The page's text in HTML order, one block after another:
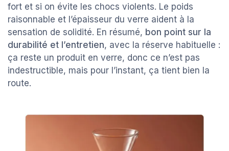
fort et si on évite les chocs violents. Le poids
raisonnable et l’épaisseur du verre aident à la
sensation de solidité. En résumé, bon point sur la
durabilité et l’entretien, avec la réserve habituelle :
ça reste un produit en verre, donc ce n’est pas
indestructible, mais pour l’instant, ça tient bien la
route.